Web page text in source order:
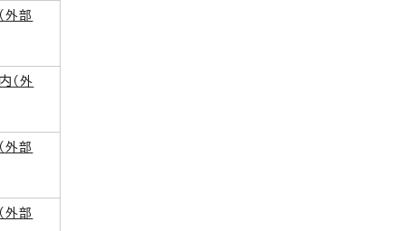
（外部
（外
（外部
（外部